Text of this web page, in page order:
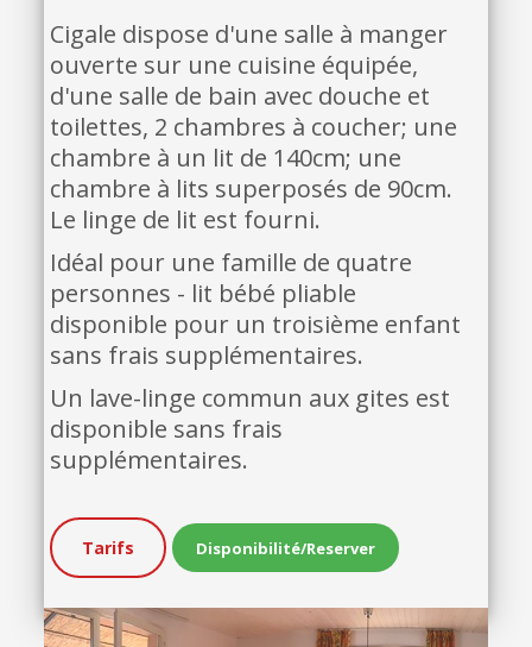
Cigale dispose d'une salle à manger
ouverte sur une cuisine équipée,
d'une salle de bain avec douche et
toilettes, 2 chambres à coucher; une
chambre à un lit de 140cm; une
chambre à lits superposés de 90cm.
Le linge de lit est fourni.
Idéal pour une famille de quatre
personnes - lit bébé pliable
disponible pour un troisième enfant
sans frais supplémentaires.
Un lave-linge commun aux gites est
disponible sans frais
supplémentaires.
Tarifs Disponibilité/Reserver